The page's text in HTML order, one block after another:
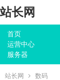
站长网
首页
运营中心
服务器
站长网 数码